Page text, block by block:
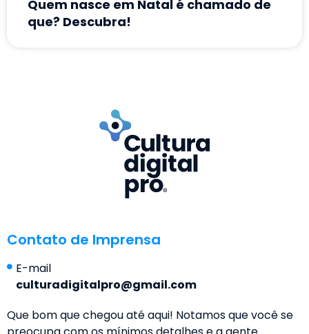
Quem nasce em Natal é chamado de
que? Descubra!
Contato de Imprensa
E-mail
culturadigitalpro@gmail.com
Que bom que chegou até aqui! Notamos que você se